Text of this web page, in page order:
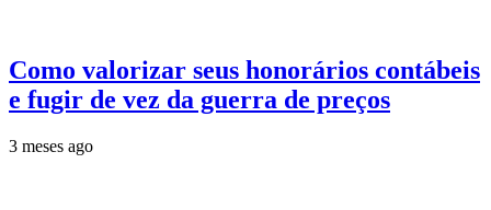
Como valorizar seus honorários contábeis
e fugir de vez da guerra de preços
3 meses ago